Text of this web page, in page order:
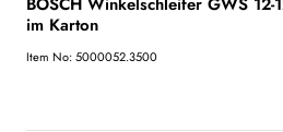
im Karton
Item No: 5000052.3500